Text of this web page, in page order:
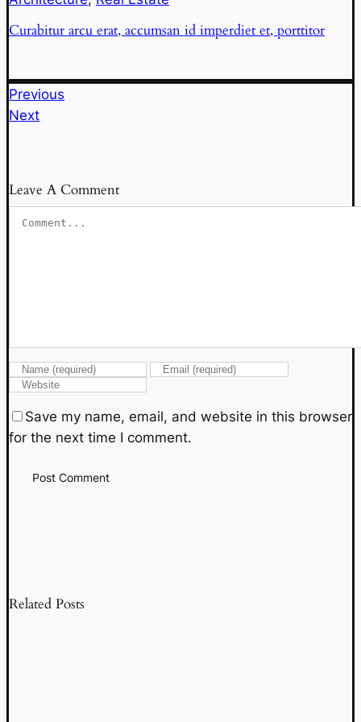
Curabitur arcu erat, accumsan id imperdiet et, porttitor
Previous
Next
Leave A Comment
Comment
Save my name, email, and website in this browser
for the next time I comment.
Related Posts